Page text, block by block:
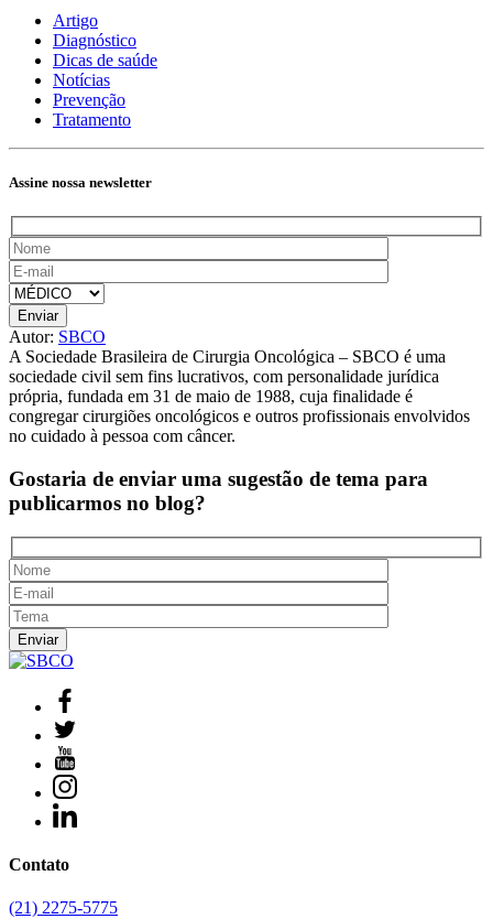
Artigo
Diagnóstico
Dicas de saúde
Notícias
Prevenção
Tratamento
Assine nossa newsletter
Autor: SBCO
A Sociedade Brasileira de Cirurgia Oncológica – SBCO é uma
sociedade civil sem fins lucrativos, com personalidade jurídica
própria, fundada em 31 de maio de 1988, cuja finalidade é
congregar cirurgiões oncológicos e outros profissionais envolvidos
no cuidado à pessoa com câncer.
Gostaria de enviar uma sugestão de tema para
publicarmos no blog?
Contato
(21) 2275-5775